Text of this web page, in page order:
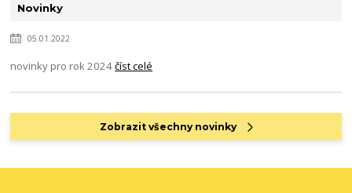
Novinky
05.01.2022
novinky pro rok 2024číst celé
Zobrazit všechny novinky